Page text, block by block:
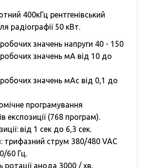
400кГц рентгенівський
радіографії 50 кВт.
значень напруги 40 - 150
значень мА від 10 до
значень мАс від 0,1 до
програмування
експозиції (768 програм).
від 1 сек до 6,3 сек.
трифазний струм 380/480 VAC
60 Гц.
ротації анода 3000 / хв.